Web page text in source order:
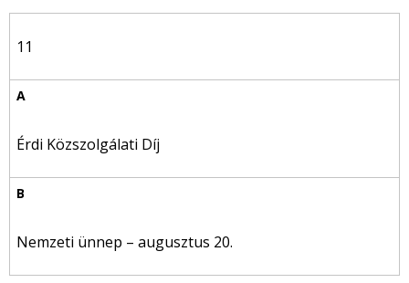
11
Érdi Közszolgálati Díj
Nemzeti ünnep – augusztus 20.